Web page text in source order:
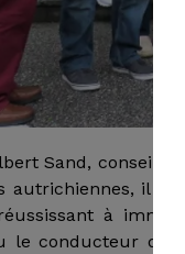
Sand,
autrichiennes, il a
à
le conducteur du